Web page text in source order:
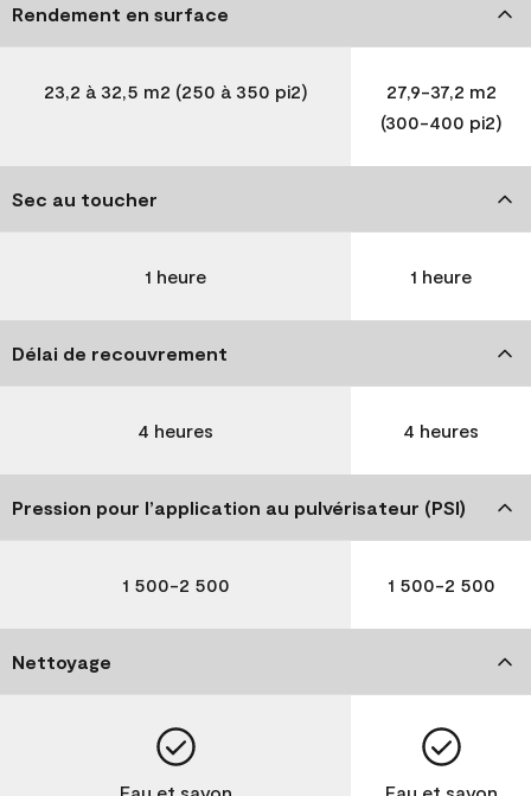
Rendement en surface
23,2 à 32,5 m2 (250 à 350 pi2)
27,9-37,2 m2
(300-400 pi2)
Sec au toucher
1 heure 1 heure
Délai de recouvrement
4 heures 4 heures
Pression pour l’application au pulvérisateur (PSI)
1 500-2 500 1 500-2 500
Nettoyage
Eau et savon Eau et savon